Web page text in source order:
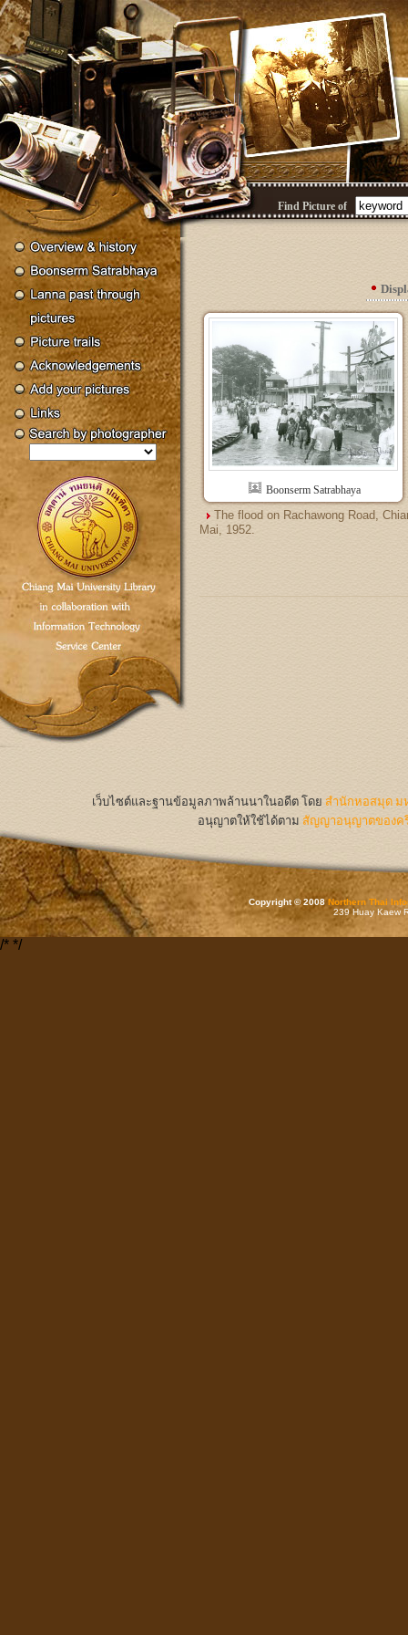
Find Picture of
Boonserm Satrabhaya
The flood on Rachawong Road,
Mai, 1952.
เว็บไซต์และฐานข้อมูลภาพล้านนาในอดีต โดย สำนักหอสมุด ม
อนุญาตให้ใช้ได้ตาม สัญญาอนุญาตของค
Copyright © 2008Northern Thai
239 Huay Kaew
/* */